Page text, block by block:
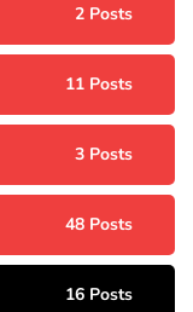
2 Posts
11 Posts
3 Posts
48 Posts
16 Posts